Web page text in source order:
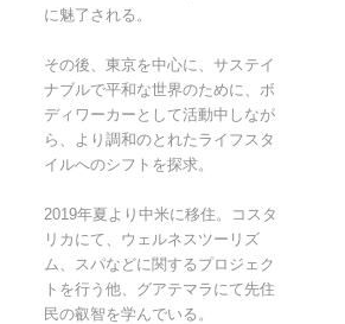
に魅了される。
その後、東京を中心に、サステイ
ナブルで平和な世界のために、ボ
ディワーカーとして活動中しなが
ら、より調和のとれたライフスタ
イルへのシフトを探求。
2019年夏より中米に移住。コスタ
リカにて、ウェルネスツーリズ
ム、スパなどに関するプロジェク
トを行う他、グアテマラにて先住
民の叡智を学んでいる。